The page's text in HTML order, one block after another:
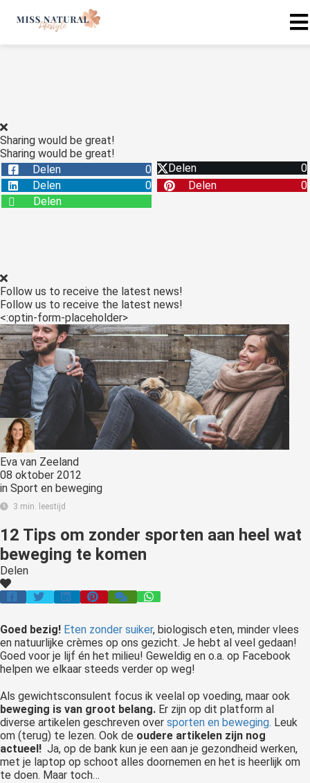
Sharing would be great!
Sharing would be great!
Delen
0 Delen
0
Delen
0 Delen
0
Delen
Follow us to receive the latest news!
Follow us to receive the latest news!
<:optin-form-placeholder>
Eva van Zeeland
08 oktober 2012
in Sport en beweging
3 min. leestijd
12 Tips om zonder sporten aan heel wat
beweging te komen
Delen
Goed bezig! Eten zonder suiker, biologisch eten, minder vlees
en natuurlijke crèmes op ons gezicht. Je hebt al veel gedaan!
Goed voor je lijf én het milieu! Geweldig en o.a. op Facebook
helpen we elkaar steeds verder op weg!
Als gewichtsconsulent focus ik veelal op voeding, maar ook
beweging is van groot belang. Er zijn op dit platform al
diverse artikelen geschreven over sporten en beweging. Leuk
om (terug) te lezen. Ook de oudere artikelen zijn nog
actueel! Ja, op de bank kun je een aan je gezondheid werken,
met je laptop op schoot alles doornemen en het is heerlijk om
te doen. Maar toch…